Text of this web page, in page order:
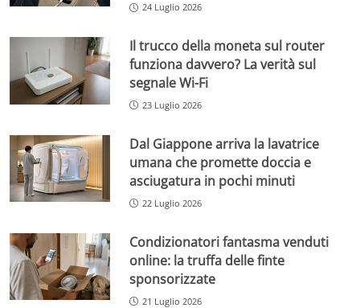
24 Luglio 2026
Il trucco della moneta sul router
funziona davvero? La verità sul
segnale Wi-Fi
23 Luglio 2026
Dal Giappone arriva la lavatrice
umana che promette doccia e
asciugatura in pochi minuti
22 Luglio 2026
Condizionatori fantasma venduti
online: la truffa delle finte
sponsorizzate
21 Luglio 2026